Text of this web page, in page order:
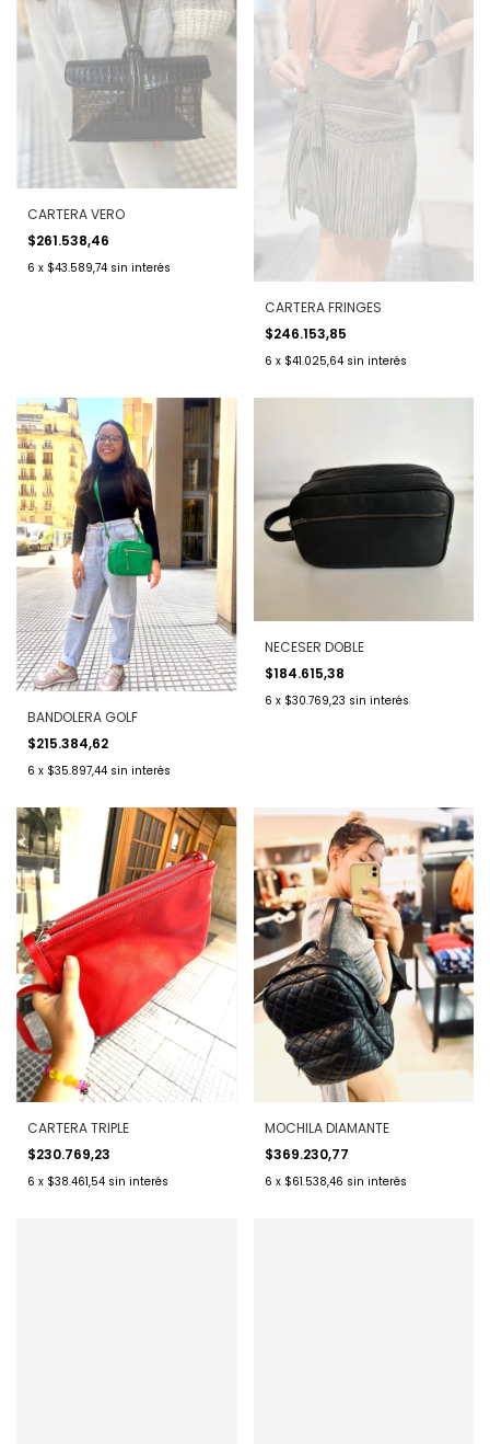
CARTERA VERO
$261.538,46
6 x $43.589,74 sin interés
CARTERA FRINGES
$246.153,85
6 x $41.025,64 sin interés
BANDOLERA GOLF
$215.384,62
6 x $35.897,44 sin interés
NECESER DOBLE
$184.615,38
6 x $30.769,23 sin interés
CARTERA TRIPLE
$230.769,23
6 x $38.461,54 sin interés
MOCHILA DIAMANTE
$369.230,77
6 x $61.538,46 sin interés